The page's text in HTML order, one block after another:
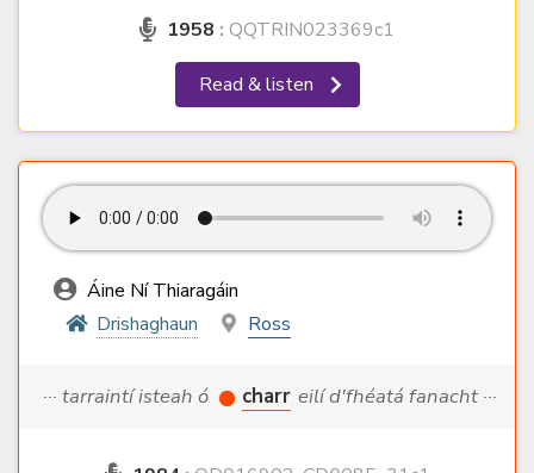
1958 : QQTRIN023369c1
Read & listen
Áine Ní Thiaragáin
Drishaghaun
Ross
··· tarraintí isteah ó charr eilí d'fhéatá fanacht ···